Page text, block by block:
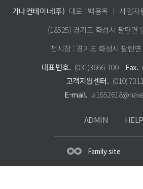
가나컨테이너(주) 대표 : 백용옥 │ 사업자
(18525) 경기도 화성시 팔탄면
전시장 : 경기도 화성시 팔탄
대표번호. (031)3666-100 Fax.
고객지원센터. (010)
E-mail.
ADMIN HELP
Family site